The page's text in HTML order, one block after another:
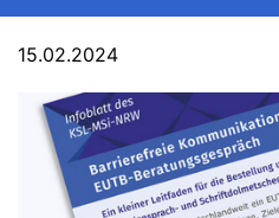
15.02.2024